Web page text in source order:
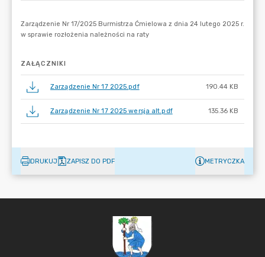
ZAŁĄCZNIKI
Zarządzenie Nr 17 2025.pdf 190.44 KB
Zarządzenie Nr 17 2025 wersja alt.pdf 135.36 KB
DRUKUJ ZAPISZ DO PDF METRYCZKA